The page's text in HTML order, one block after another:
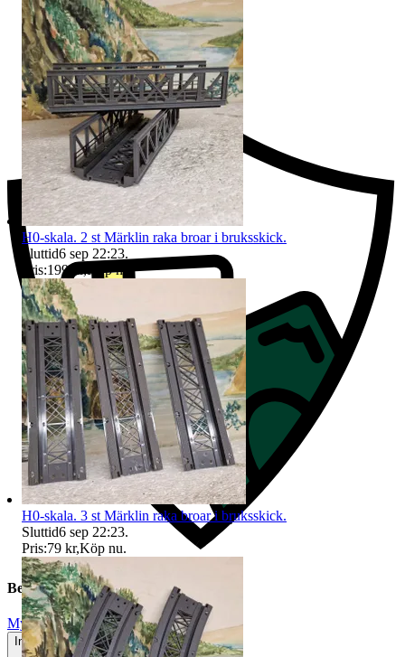
Ersättning om du inte får din vara
Beskrivning
Mycket gott skick
Inga eller minimala tecken på användning
H0-skala. 2 st Märklin raka broar i bruksskick.
Sluttid6 sep 22:23.
Pris:199 kr Köp nu
H0-skala. 3 st Märklin raka broar i bruksskick.
Sluttid6 sep 22:23.
Pris:79 kr,Köp nu.